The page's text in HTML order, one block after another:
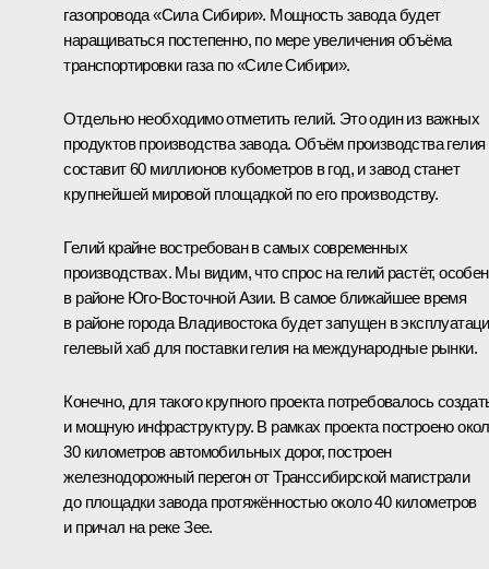
газопровода «Сила Сибири». Мощность завода будет
наращиваться постепенно, по мере увеличения объёма
транспортировки газа по «Силе Сибири».
Отдельно необходимо отметить гелий. Это один из важных
продуктов производства завода. Объём производства гелия
составит 60 миллионов кубометров в год, и завод станет
крупнейшей мировой площадкой по его производству.
Гелий крайне востребован в самых современных
производствах. Мы видим, что спрос на гелий растёт,
в районе Юго-Восточной Азии. В самое ближайшее время
в районе города Владивостока будет запущен в
гелевый хаб для поставки гелия на международные рынки.
Конечно, для такого крупного проекта потребовалось
и мощную инфраструктуру. В рамках проекта построено
30 километров автомобильных дорог, построен
железнодорожный перегон от Транссибирской магистрали
до площадки завода протяжённостью около 40 километров
и причал на реке Зее.